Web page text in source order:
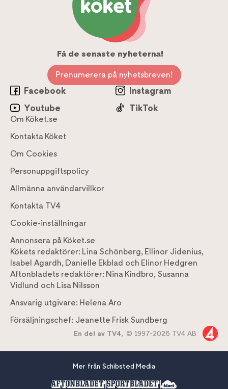
Få de senaste nyheterna!
Prenumerera på nyhetsbreven!
Facebook
Instagram
Youtube
TikTok
Om Köket.se
Kontakta Köket
Om Cookies
Personuppgiftspolicy
Allmänna användarvillkor
Kontakta TV4
Cookie-inställningar
Annonsera på Köket.se
Kökets redaktörer: Lina Schönberg, Ellinor Jidenius,
Isabel Agardh, Danielle Ekblad och Elinor Hedgren
Aftonbladets redaktörer: Nina Kindbro, Susanna
Vidlund och Lisa Nilsson
Ansvarig utgivare: Helena Aro
Försäljningschef: Jeanette Frisk Sundberg
En del av TV4, © 1997-2026 TV4 AB
Mer från Schibsted Media